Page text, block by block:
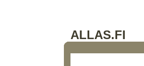
ALLAS.FI